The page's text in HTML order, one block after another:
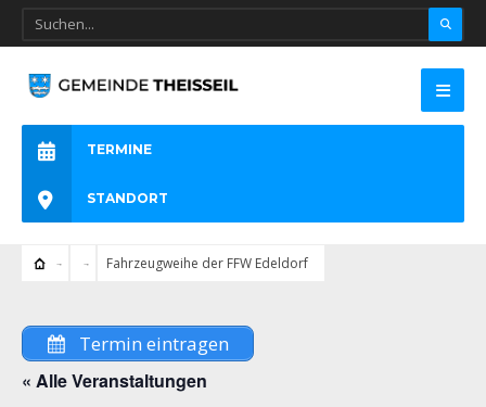
TERMINE
STANDORT
Fahrzeugweihe der FFW Edeldorf
Termin eintragen
« Alle Veranstaltungen